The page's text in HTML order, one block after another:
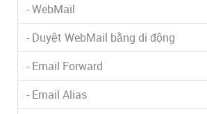
- WebMail
- Duyệt WebMail bằng di động
- Email Forward
- Email Alias